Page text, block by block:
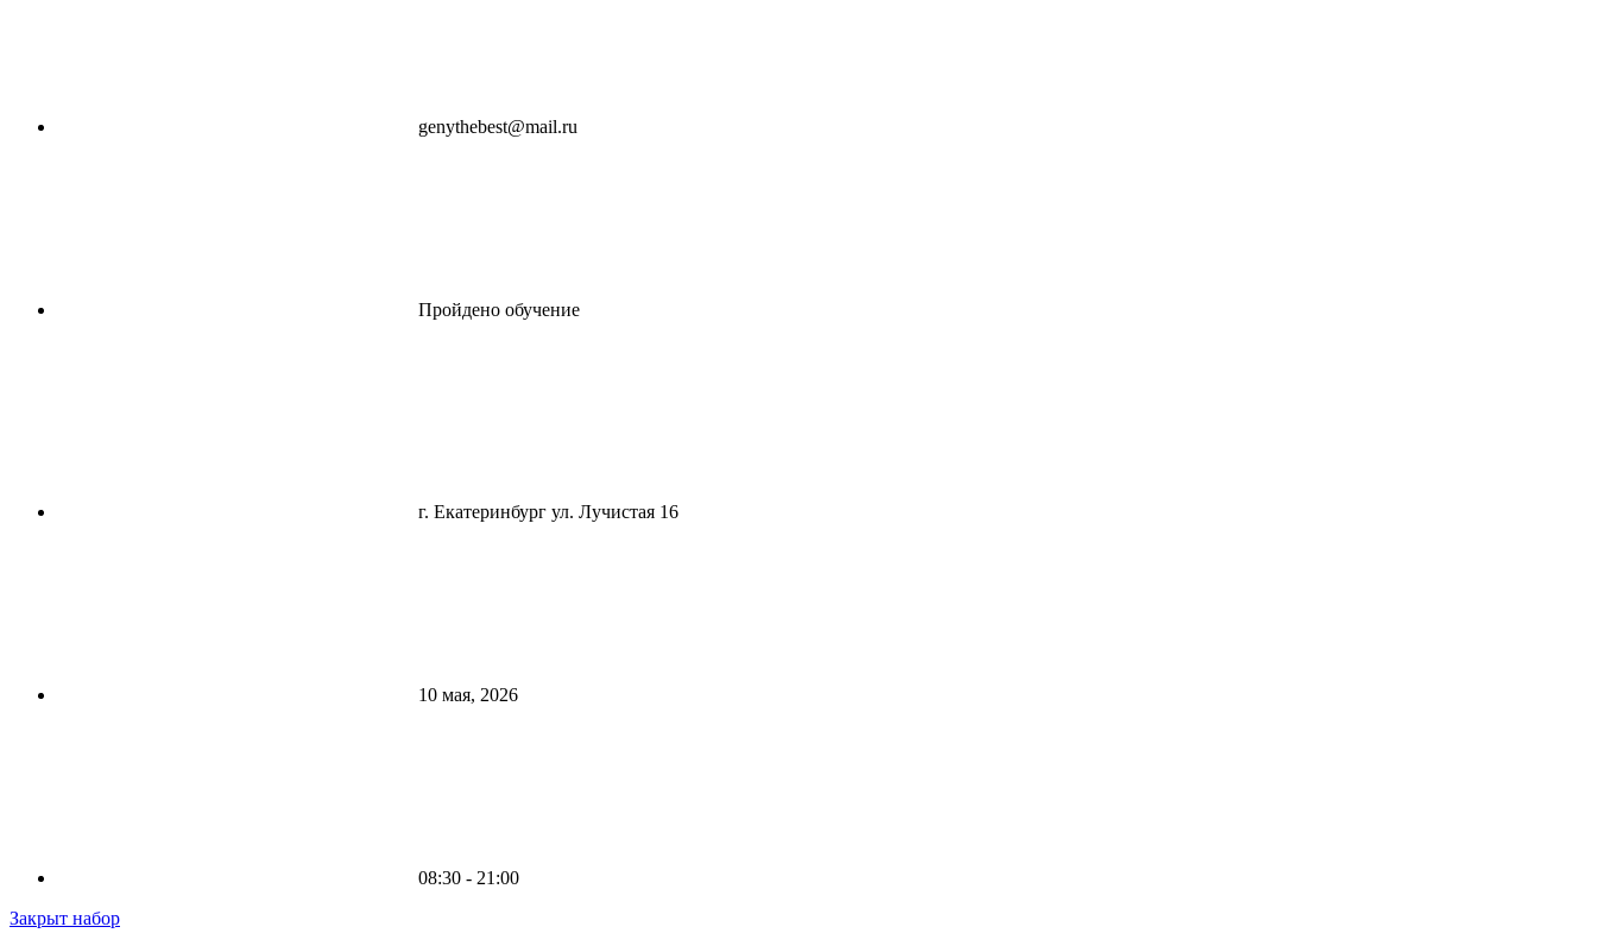
genythebest@mail.ru
Пройдено обучение
г. Екатеринбург ул. Лучистая 16
10 мая, 2026
08:30 - 21:00
Закрыт набор